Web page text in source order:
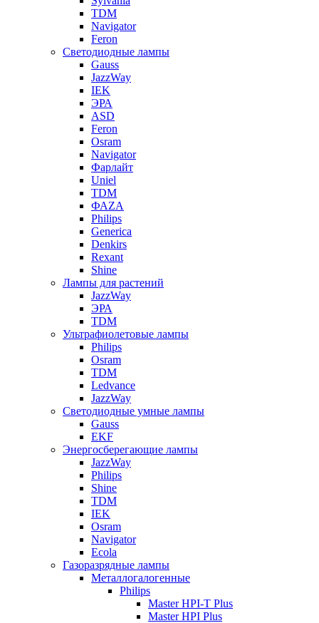
TDM
Navigator
Feron
Светодиодные лампы
Gauss
JazzWay
IEK
ЭРА
ASD
Feron
Osram
Navigator
Фарлайт
Uniel
TDM
ФАZА
Philips
Generica
Denkirs
Rexant
Shine
Лампы для растений
JazzWay
ЭРА
TDM
Ультрафиолетовые лампы
Philips
Osram
TDM
Ledvance
JazzWay
Светодиодные умные лампы
Gauss
EKF
Энергосберегающие лампы
JazzWay
Philips
Shine
TDM
IEK
Osram
Navigator
Ecola
Газоразрядные лампы
Металлогалогенные
Philips
Master HPI-T Plus
Master HPI Plus